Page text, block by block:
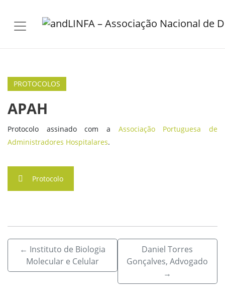
PROTOCOLOS
APAH
Protocolo assinado com a Associação Portuguesa de
Administradores Hospitalares.
Protocolo
← Instituto de Biologia
Molecular e Celular
Daniel Torres
Gonçalves, Advogado
→